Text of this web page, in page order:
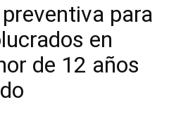
para
en
de 12 años